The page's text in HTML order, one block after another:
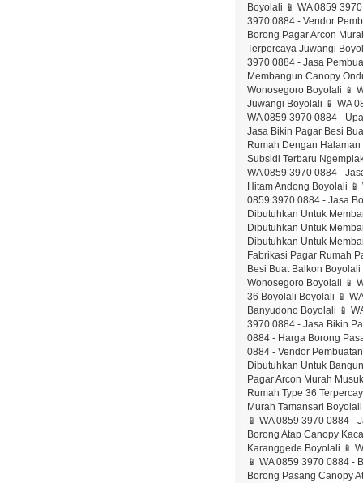
Boyolali 📱 WA 0859
3970 0884 - Vendor
Borong Pagar Arcon
Terpercaya Juwangi
3970 0884 - Jasa
Membangun Canopy
Wonosegoro Boyolali 📱
Juwangi Boyolali 📱 WA
WA 0859 3970 0884 -
Jasa Bikin Pagar Besi
Rumah Dengan
Subsidi Terbaru
WA 0859 3970 0884 -
Hitam Andong Boyolali
0859 3970 0884 - Jasa
Dibutuhkan Untuk
Dibutuhkan Untuk
Dibutuhkan Untuk
Fabrikasi Pagar Rumah
Besi Buat Balkon
Wonosegoro Boyolali 📱
36 Boyolali Boyolali 📱
Banyudono Boyolali 📱
3970 0884 - Jasa Bikin
0884 - Harga Borong
0884 - Vendor
Dibutuhkan Untuk
Pagar Arcon Murah
Rumah Type 36
Murah Tamansari
📱 WA 0859 3970 0884 -
Borong Atap Canopy
Karanggede Boyolali 📱
📱 WA 0859 3970 0884 -
Borong Pasang Canopy